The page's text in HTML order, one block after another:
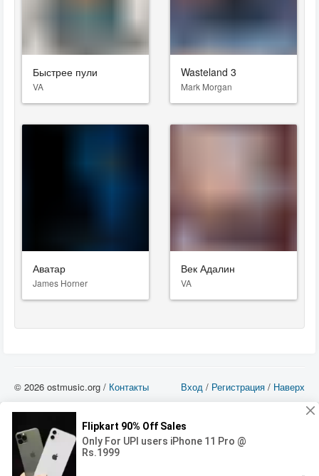
Быстрее пули
VA
Wasteland 3
Mark Morgan
Аватар
James Horner
Век Адалин
VA
Вход / Регистрация / Наверх
© 2026 ostmusic.org / Контакты
можете использовать такие материалы только в том в случае, если
использование производится с ознакомительными целями - для прочих целей
вы должны приобрести лицензионную запись.